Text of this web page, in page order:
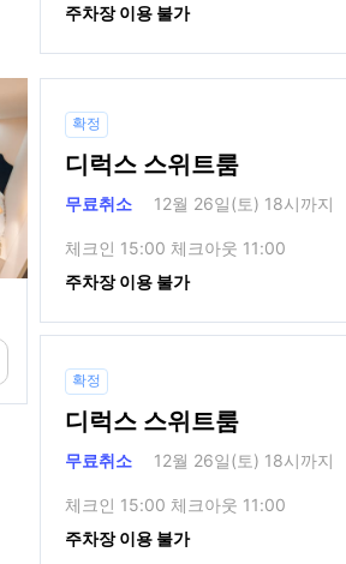
주차장 이용 불가
확정
디럭스 스위트룸
무료취소 12월 26일(토) 18시까지
체크인 15:00 체크아웃 11:00
주차장 이용 불가
확정
디럭스 스위트룸
무료취소 12월 26일(토) 18시까지
체크인 15:00 체크아웃 11:00
주차장 이용 불가